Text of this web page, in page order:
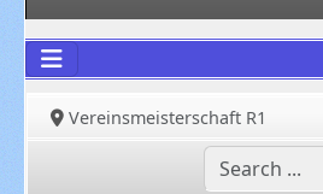
Vereinsmeisterschaft R1